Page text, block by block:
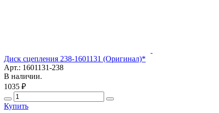
Диск сцепления 238-1601131 (Оригинал)*
Арт.: 1601131-238
В наличии.
1035 ₽
Купить